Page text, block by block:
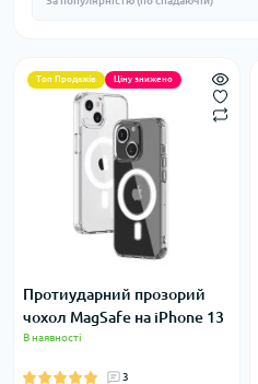
Топ Продажів Ціну знижено
Протиударний прозорий
чохол MagSafe на iPhone 13
В наявності
3